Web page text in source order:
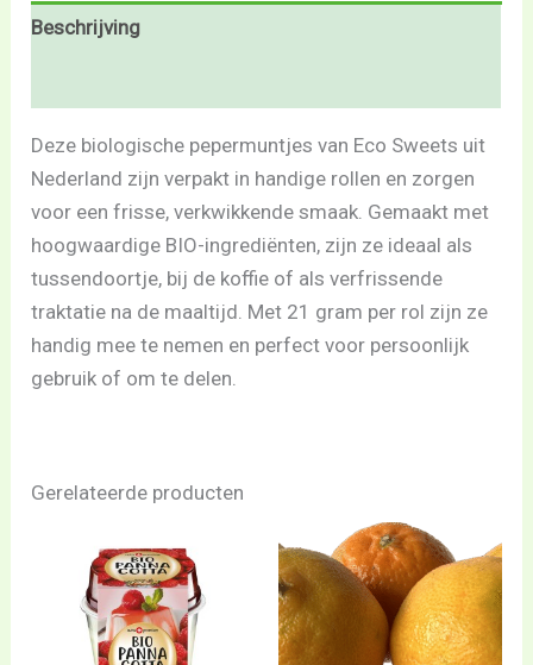
Beschrijving
Deze biologische pepermuntjes van Eco Sweets uit
Nederland zijn verpakt in handige rollen en zorgen
voor een frisse, verkwikkende smaak. Gemaakt met
hoogwaardige BIO-ingrediënten, zijn ze ideaal als
tussendoortje, bij de koffie of als verfrissende
traktatie na de maaltijd. Met 21 gram per rol zijn ze
handig mee te nemen en perfect voor persoonlijk
gebruik of om te delen.
Gerelateerde producten